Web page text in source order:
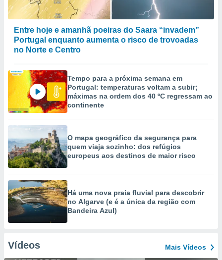
Entre hoje e amanhã poeiras do Saara “invadem”
Portugal enquanto aumenta o risco de trovoadas
no Norte e Centro
Tempo para a próxima semana em
Portugal: temperaturas voltam a subir;
máximas na ordem dos 40 ºC regressam ao
continente
O mapa geográfico da segurança para
quem viaja sozinho: dos refúgios
europeus aos destinos de maior risco
Há uma nova praia fluvial para descobrir
no Algarve (e é a única da região com
Bandeira Azul)
Vídeos Mais Vídeos